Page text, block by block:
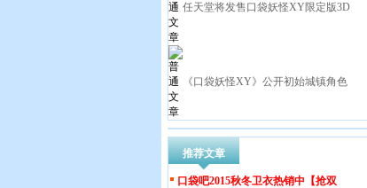
任天堂将发售口袋妖怪XY限定版3D
《口袋妖怪XY》公开初始城镇角色
推荐文章
口袋吧2015秋冬卫衣热销中【抢双